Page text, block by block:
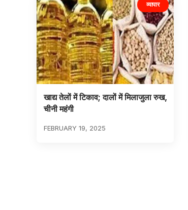
व्यापार
खाद्य तेलों में टिकाव; दालों में मिलाजुला रुख,
चीनी महंगी
FEBRUARY 19, 2025